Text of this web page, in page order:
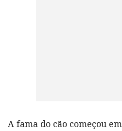
A fama do cão começou